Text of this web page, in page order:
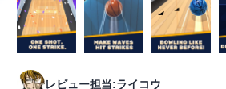
レビュー担当:ライコウ